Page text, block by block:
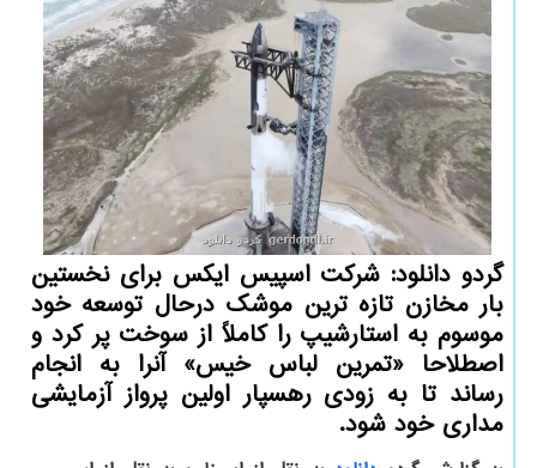
گردو دانلود: شرکت اسپیس ایکس برای نخستین
بار مخازن تازه ترین موشک درحال توسعه خود
موسوم به استارشیپ را کاملاً از سوخت پر کرد و
اصطلاحا «تمرین لباس خیس» آنرا به انجام
رساند تا به زودی رهسپار اولین پرواز آزمایشی
مداری خود شود.